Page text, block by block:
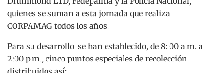
quienes se suman a esta jornada que realiza
CORPAMAG todos los años.
Para su desarrollo se han establecido, de 8: 00 a.m. a
2:00 p.m., cinco puntos especiales de recolección
distribuidos así: